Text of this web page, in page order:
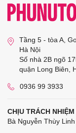
Tầng 5 - tòa A,
Hà Nội
Số nhà 2B ngõ
quận Long Biên,
0936 99 3933
CHỊU TRÁCH
Bà Nguyễn Thùy Linh